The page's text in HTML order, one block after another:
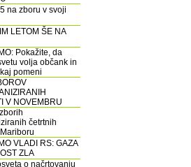
na zboru v svoji
LETOM ŠE NA
Pokažite, da
volja občank in
pomeni
V NOVEMBRU
četrtnih
VLADI RS: GAZA
ZLA
o načrtovanju